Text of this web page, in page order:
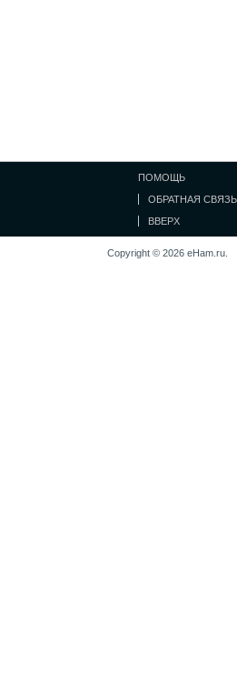
ПОМОЩЬ
ОБРАТНАЯ СВЯЗЬ
ВВЕРХ
Copyright © 2026 eHam.ru.